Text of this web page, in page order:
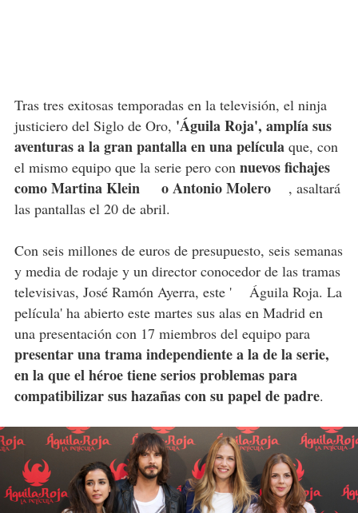
Tras tres exitosas temporadas en la televisión, el ninja
justiciero del Siglo de Oro, 'Águila Roja', amplía sus
aventuras a la gran pantalla en una películaque, con
el mismo equipo que la serie pero con nuevos fichajes
como Martina Klein o Antonio Molero , asaltará
las pantallas el 20 de abril.
Con seis millones de euros de presupuesto, seis semanas
y media de rodaje y un director conocedor de las tramas
televisivas, José Ramón Ayerra, este ' Águila Roja. La
película' ha abierto este martes sus alas en Madrid en
una presentación con 17 miembros del equipo para
presentar una trama independiente a la de la serie,
en la que el héroe tiene serios problemas para
compatibilizar sus hazañas con su papel de padre.